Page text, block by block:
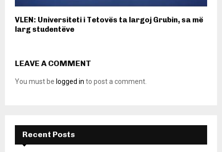
VLEN: Universiteti i Tetovës ta largoj Grubin, sa më
larg studentëve
LEAVE A COMMENT
You must be logged in to post a comment.
Recent Posts